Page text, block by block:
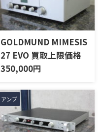
GOLDMUND MIMESIS
27 EVO 買取上限価格
350,000円
アンプ